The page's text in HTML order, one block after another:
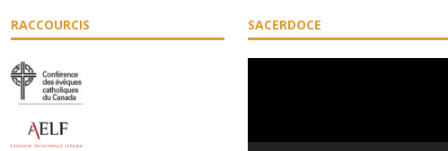
RACCOURCIS SACERDOCE